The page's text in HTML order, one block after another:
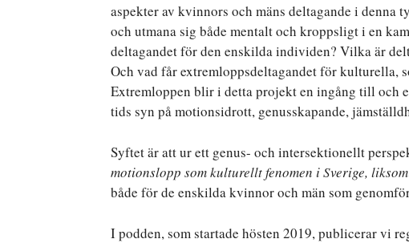
aspekter av kvinnors och mäns deltagande i denna
och utmana sig både mentalt och kroppsligt i en
deltagandet för den enskilda individen? Vilka är
Och vad får extremloppsdeltagandet för kulturella,
Extremloppen blir i detta projekt en ingång till och
tids syn på motionsidrott, genusskapande,
Syftet är att ur ett genus- och intersektionellt
motionslopp som kulturellt fenomen i Sverige,
både för de enskilda kvinnor och män som
I podden, som startade hösten 2019, publicerar vi